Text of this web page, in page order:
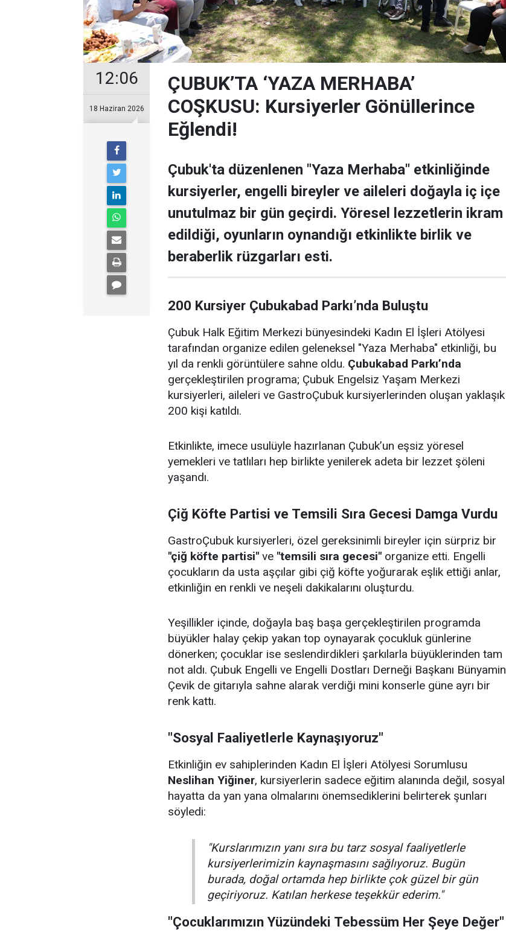
12:06
18 Haziran 2026
ÇUBUK’TA ‘YAZA MERHABA’
COŞKUSU: Kursiyerler Gönüllerince
Eğlendi!
Çubuk'ta düzenlenen "Yaza Merhaba" etkinliğinde
kursiyerler, engelli bireyler ve aileleri doğayla iç içe
unutulmaz bir gün geçirdi. Yöresel lezzetlerin ikram
edildiği, oyunların oynandığı etkinlikte birlik ve
beraberlik rüzgarları esti.
200 Kursiyer Çubukabad Parkı’nda Buluştu
Çubuk Halk Eğitim Merkezi bünyesindeki Kadın El İşleri Atölyesi
tarafından organize edilen geleneksel "Yaza Merhaba" etkinliği, bu
yıl da renkli görüntülere sahne oldu. Çubukabad Parkı’nda
gerçekleştirilen programa; Çubuk Engelsiz Yaşam Merkezi
kursiyerleri, aileleri ve GastroÇubuk kursiyerlerinden oluşan yaklaşık
200 kişi katıldı.
Etkinlikte, imece usulüyle hazırlanan Çubuk’un eşsiz yöresel
yemekleri ve tatlıları hep birlikte yenilerek adeta bir lezzet şöleni
yaşandı.
Çiğ Köfte Partisi ve Temsili Sıra Gecesi Damga Vurdu
GastroÇubuk kursiyerleri, özel gereksinimli bireyler için sürpriz bir
"çiğ köfte partisi" ve "temsili sıra gecesi" organize etti. Engelli
çocukların da usta aşçılar gibi çiğ köfte yoğurarak eşlik ettiği anlar,
etkinliğin en renkli ve neşeli dakikalarını oluşturdu.
Yeşillikler içinde, doğayla baş başa gerçekleştirilen programda
büyükler halay çekip yakan top oynayarak çocukluk günlerine
dönerken; çocuklar ise seslendirdikleri şarkılarla büyüklerinden tam
not aldı. Çubuk Engelli ve Engelli Dostları Derneği Başkanı Bünyamin
Çevik de gitarıyla sahne alarak verdiği mini konserle güne ayrı bir
renk kattı.
"Sosyal Faaliyetlerle Kaynaşıyoruz"
Etkinliğin ev sahiplerinden Kadın El İşleri Atölyesi Sorumlusu
Neslihan Yiğiner, kursiyerlerin sadece eğitim alanında değil, sosyal
hayatta da yan yana olmalarını önemsediklerini belirterek şunları
söyledi:
"Kurslarımızın yanı sıra bu tarz sosyal faaliyetlerle
kursiyerlerimizin kaynaşmasını sağlıyoruz. Bugün
burada, doğal ortamda hep birlikte çok güzel bir gün
geçiriyoruz. Katılan herkese teşekkür ederim."
"Çocuklarımızın Yüzündeki Tebessüm Her Şeye Değer"